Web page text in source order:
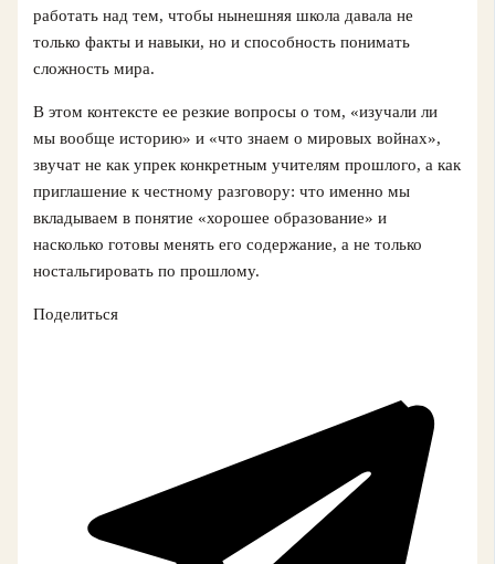
работать над тем, чтобы нынешняя школа давала не
только факты и навыки, но и способность понимать
сложность мира.
В этом контексте ее резкие вопросы о том, «изучали ли
мы вообще историю» и «что знаем о мировых войнах»,
звучат не как упрек конкретным учителям прошлого, а как
приглашение к честному разговору: что именно мы
вкладываем в понятие «хорошее образование» и
насколько готовы менять его содержание, а не только
ностальгировать по прошлому.
Поделиться